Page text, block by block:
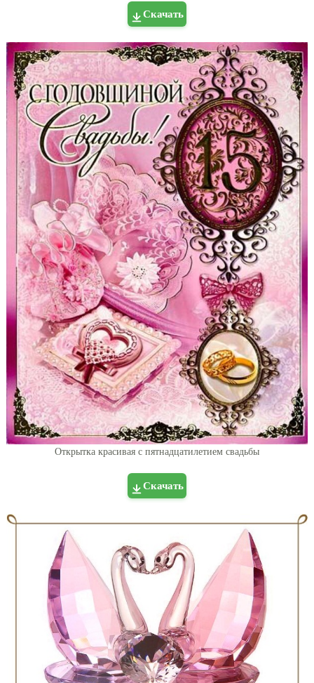
Скачать
Открытка красивая с пятнадцатилетием свадьбы
Скачать